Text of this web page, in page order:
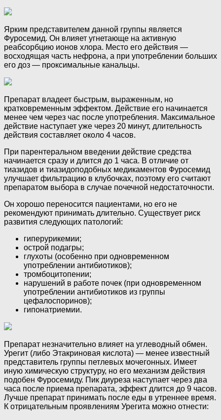
Ярким представителем данной группы является
Фуросемид. Он влияет угнетающе на активную
реабсорбцию ионов хлора. Место его действия —
восходящая часть нефрона, а при употреблении больших
его доз — проксимальные канальцы.
Препарат владеет быстрым, выраженным, но
кратковременным эффектом. Действие его начинается
менее чем через час после употребления. Максимальное
действие наступает уже через 20 минут, длительность
действия составляет около 4 часов.
При парентеральном введении действие средства
начинается сразу и длится до 1 часа. В отличие от
тиазидов и тиазидоподобных медикаментов Фуросемид
улучшает фильтрацию в клубочках, поэтому его считают
препаратом выбора в случае почечной недостаточности.
Он хорошо переносится пациентами, но его не
рекомендуют принимать длительно. Существует риск
развития следующих патологий:
гиперурикемии;
острой подагры;
глухоты (особенно при одновременном
употреблении антибиотиков);
тромбоцитопении;
нарушений в работе почек (при одновременном
употреблении антибиотиков из группы
цефалоспоринов);
гипонатриемии.
Препарат незначительно влияет на углеводный обмен.
Урегит (либо Этакриновая кислота) — менее известный
представитель группы петлевых мочегонных. Имеет
иную химическую структуру, но его механизм действия
подобен Фуросемиду. Пик диуреза наступает через два
часа после приема препарата, эффект длится до 9 часов.
Лучше препарат принимать после еды в утреннее время.
К отрицательным проявлениям Урегита можно отнести: